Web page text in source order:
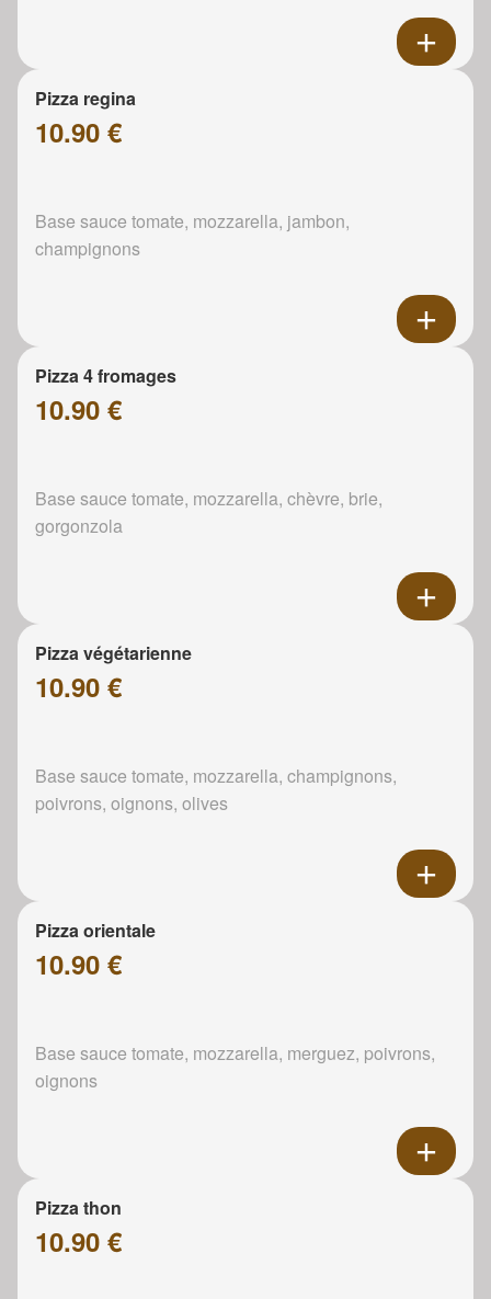
Pizza regina
10.90 €
Base sauce tomate, mozzarella, jambon,
champignons
Pizza 4 fromages
10.90 €
Base sauce tomate, mozzarella, chèvre, brie,
gorgonzola
Pizza végétarienne
10.90 €
Base sauce tomate, mozzarella, champignons,
poivrons, oignons, olives
Pizza orientale
10.90 €
Base sauce tomate, mozzarella, merguez, poivrons,
oignons
Pizza thon
10.90 €